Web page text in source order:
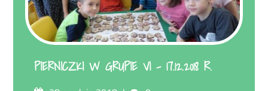
PIERNICZKI W GRUPIE VI – 17.12.2018 R.